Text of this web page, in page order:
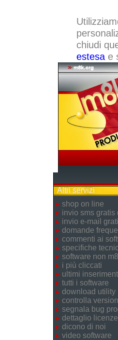
chiudi
estesae
Altri servizi
shop on line
invio sms gratis
invio e-mail
domande
commenti ai
specifiche
software non
i più cliccati
ultimi
tutti i software
download utility
controlla
segnala bug
dettaglio licenze
dicono di noi
video software